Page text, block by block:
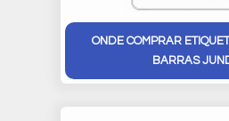
ONDE COMPRAR
BARRAS